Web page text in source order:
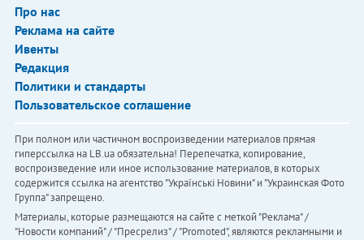
Про нас
Реклама на сайте
Ивенты
Редакция
Политики и стандарты
Пользовательское соглашение
При полном или частичном воспроизведении материалов прямая
гиперссылка на LB.ua обязательна! Перепечатка, копирование,
воспроизведение или иное использование материалов, в которых
содержится ссылка на агентство "Українськi Новини" и "Украинская Фото
Группа" запрещено.
Материалы, которые размещаются на сайте с меткой "Реклама" /
"Новости компаний" / "Пресрелиз" / "Promoted", являются рекламными и